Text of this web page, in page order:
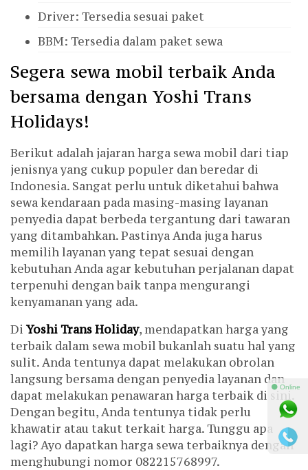
Driver: Tersedia sesuai paket
BBM: Tersedia dalam paket sewa
Segera sewa mobil terbaik Anda
bersama dengan Yoshi Trans
Holidays!
Berikut adalah jajaran harga sewa mobil dari tiap
jenisnya yang cukup populer dan beredar di
Indonesia. Sangat perlu untuk diketahui bahwa
sewa kendaraan pada masing-masing layanan
penyedia dapat berbeda tergantung dari tawaran
yang ditambahkan. Pastinya Anda juga harus
memilih layanan yang tepat sesuai dengan
kebutuhan Anda agar kebutuhan perjalanan dapat
terpenuhi dengan baik tanpa mengurangi
kenyamanan yang ada.
Di Yoshi Trans Holiday, mendapatkan harga yang
terbaik dalam sewa mobil bukanlah suatu hal yang
sulit. Anda tentunya dapat melakukan obrolan
langsung bersama dengan penyedia layanan dan
dapat melakukan penawaran harga terbaik di sini.
Dengan begitu, Anda tentunya tidak perlu
khawatir atau takut terkait harga. Tunggu apa
lagi? Ayo dapatkan harga sewa terbaiknya dengan
menghubungi nomor 082215768997.
⚫ Online